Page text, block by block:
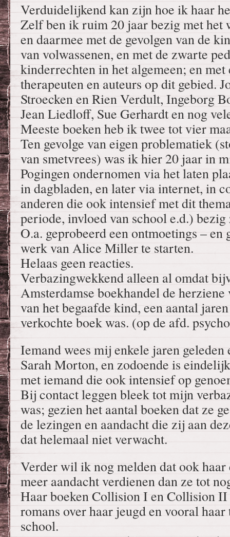
Verduidelijkend kan zijn hoe ik haar
Zelf ben ik ruim 20 jaar bezig met
en daarmee met de gevolgen van de
van volwassenen, en met de zwarte
kinderrechten in het algemeen; en met
therapeuten en auteurs op dit gebied.
Stroecken en Rien Verdult, Ingeborg
Jean Liedloff, Sue Gerhardt en nog
Meeste boeken heb ik twee tot vier
Ten gevolge van eigen problematiek
van smetvrees) was ik hier 20 jaar in
Pogingen ondernomen via het laten
in dagbladen, en later via internet, in
anderen die ook intensief met dit
periode, invloed van school e.d.)
O.a. geprobeerd een ontmoetings – en
werk van Alice Miller te starten.
Helaas geen reacties.
Verbazingwekkend alleen al omdat
Amsterdamse boekhandel de
van het begaafde kind, een aantal
verkochte boek was. (op de afd.
Iemand wees mij enkele jaren geleden
Sarah Morton, en zodoende is
met iemand die ook intensief op
Bij contact leggen bleek tot mijn
was; gezien het aantal boeken dat ze
de lezingen en aandacht die zij aan
dat helemaal niet verwacht.
Verder wil ik nog melden dat ook haar
meer aandacht verdienen dan ze tot
Haar boeken Collision I en Collision
romans over haar jeugd en vooral
school.